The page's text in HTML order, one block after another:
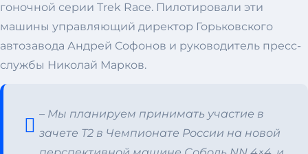
гоночной серии Trek Race. Пилотировали эти
машины управляющий директор Горьковского
автозавода Андрей Софонов и руководитель пресс-
службы Николай Марков.
– Мы планируем принимать участие в
зачете Т2 в Чемпионате России на новой